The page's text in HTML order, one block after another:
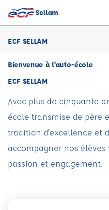
Sellam
ECF SELLAM
Bienvenue à l'auto-école
ECF SELLAM
Avec plus de cinquante
école transmise de père
tradition d'excellence et
accompagner nos élèves
passion et engagement.